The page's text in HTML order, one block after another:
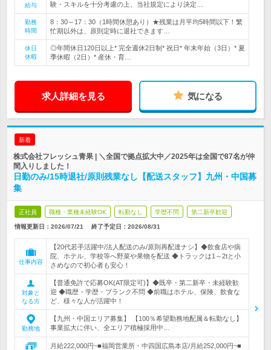
給与
験・スキルを十分考慮の上、当社規定により決定…
勤務
時間
8：30～17：30（1時間休憩あり）★残業は月平均5時間以下！繁
忙期以外は、原則定時に退社できます…
休日
休暇
◎年間休日120日以上* 完全週休2日制* 祝日* 年末年始（3日）* 夏
季休暇（2日）* 産休・育…
求人詳細を見る 気になる
新着
株式会社フレッシュ青果 | ＼全国で拠点拡大中／2025年は全国で87名が仲
間入りしました！
日勤のみ/15時退社/原則残業なし【配送スタッフ】九州・中国募
集
正社員 職種・業種未経験OK 転勤なし 学歴不問 第二新卒歓迎
情報更新日：2026/07/21 終了予定日： 2026/08/31
仕事内容
【20代若手活躍中/法人配送のみ/原則再配達ナシ】◆飲食店や病
院、ホテル、学校等へ野菜や果物を配送 ◆トラックは1～2tと小
さめなので初心者も安心！
対象と
なる方
【普通免許で応募OK(AT限定可)】◆既卒・第二新卒・未経験歓
迎 ◆職歴・学歴・ブランク不問 ◆前職はホテル、保険、飲食な
ど、様々な人が活躍中！
勤務地
【九州・中国エリア募集】 【100％希望勤務地配属＆転勤なし】
事業拡大に伴い、全エリア積極採用中…
月給222,000円~■福岡営業所・中四国広島本店/月給252,000円~■